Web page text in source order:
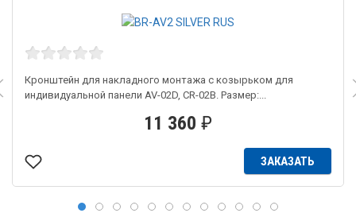
Кронштейн для накладного монтажа с козырьком для
индивидуальной панели AV-02D, CR-02B. Размер:...
11 360 ₽
ЗАКАЗАТЬ